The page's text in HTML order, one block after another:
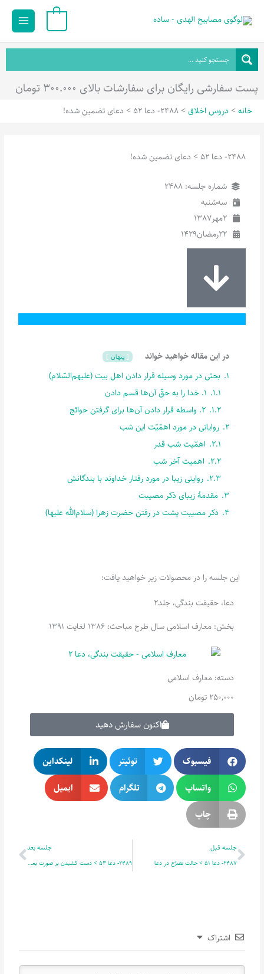
محتوا
Main
پست سفارشی رایگان برای سفارشات بالای ۳۰۰.۰۰۰ تومان
خانه دروس اخلاق 2488- دعا 52 > دعای تضمین شده!
2488- دعا 52 > دعای تضمین شده!
شماره جلسه: 2488
سه‌شنبه
2مهر1387
22رمضان1429
در این مقاله خواهید خواند پنهان
1. بحثی در مورد وسیله قرار دادن اهل بیت (علیهم‌السّلام)
1.1. 1. خدا را به حقّ آن‌ها قسم دادن
1.2. 2. واسطه قرار دادن آن‌ها برای گرفتن حوائج
2. روایاتی در مورد اهمّیّت این شب
2.1. اهمّیت شب قدر
2.2. اهمیت آخر شب
2.3. روایتی زیبا در مورد رفتار خداوند با بندگانش
3. مقدمۀ زیبای ذکر مصیبت
4. ذکر مصیبت پشت در رفتن حضرت زهرا (سلام‌الله علیها)
این جلسه را در محصولات زیر خواهید یافت:
دعا، حقیقت بندگی، جلد2
بخش: معارف اسلامی سال طرح مباحث: 1386 لغایت 1391
دسته:معارف اسلامی
250,000 تومان
اکنون سفارش دهید
فیسبوک توئیتر
لینکداین
واتساپ
تلگرام
ایمیل
چاپ
قبلی
جلسه قبل
2487- دعا 51 > حالت تضرّع در دعا
جلسه بعد
2489- دعا 53 > دست کشیدن بر صورت بعد از دعا
اشتراک